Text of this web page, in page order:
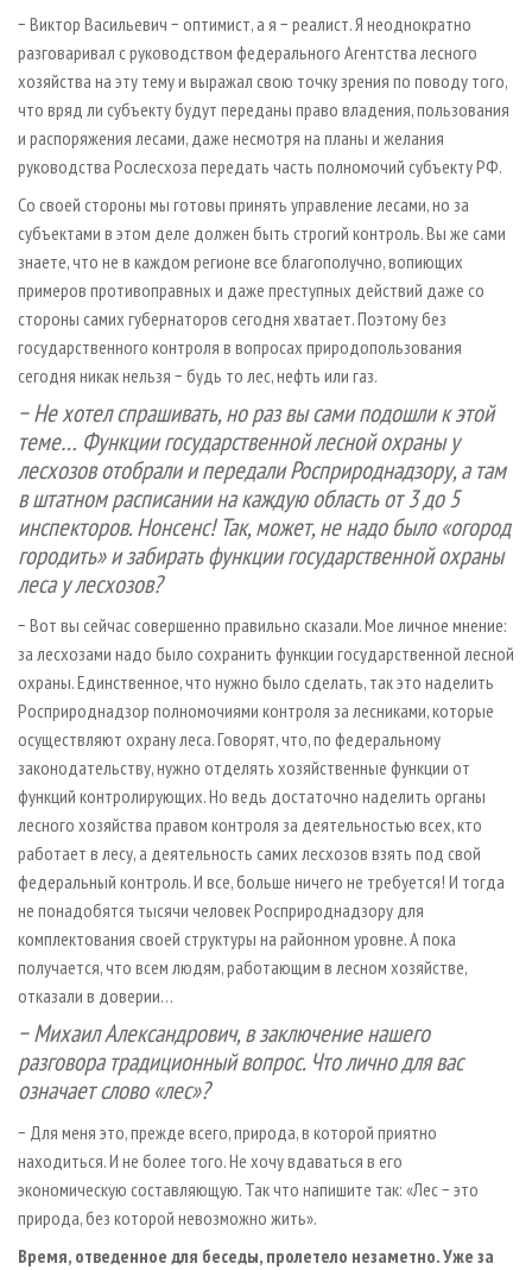
− Виктор Васильевич − оптимист, а я − реалист. Я неоднократно
разговаривал с руководством федерального Агентства лесного
хозяйства на эту тему и выражал свою точку зрения по поводу того,
что вряд ли субъекту будут переданы право владения, пользования
и распоряжения лесами, даже несмотря на планы и желания
руководства Рослесхоза передать часть полномочий субъекту РФ.
Со своей стороны мы готовы принять управление лесами, но за
субъектами в этом деле должен быть строгий контроль. Вы же сами
знаете, что не в каждом регионе все благополучно, вопиющих
примеров противоправных и даже преступных действий даже со
стороны самих губернаторов сегодня хватает. Поэтому без
государственного контроля в вопросах природопользования
сегодня никак нельзя − будь то лес, нефть или газ.
− Не хотел спрашивать, но раз вы сами подошли к этой
теме… Функции государственной лесной охраны у
лесхозов отобрали и передали Росприроднадзору, а там
в штатном расписании на каждую область от 3 до 5
инспекторов. Нонсенс! Так, может, не надо было «огород
городить» и забирать функции государственной охраны
леса у лесхозов?
− Вот вы сейчас совершенно правильно сказали. Мое личное мнение:
за лесхозами надо было сохранить функции государственной лесной
охраны. Единственное, что нужно было сделать, так это наделить
Росприроднадзор полномочиями контроля за лесниками, которые
осуществляют охрану леса. Говорят, что, по федеральному
законодательству, нужно отделять хозяйственные функции от
функций контролирующих. Но ведь достаточно наделить органы
лесного хозяйства правом контроля за деятельностью всех, кто
работает в лесу, а деятельность самих лесхозов взять под свой
федеральный контроль. И все, больше ничего не требуется! И тогда
не понадобятся тысячи человек Росприроднадзору для
комплектования своей структуры на районном уровне. А пока
получается, что всем людям, работающим в лесном хозяйстве,
отказали в доверии…
− Михаил Александрович, в заключение нашего
разговора традиционный вопрос. Что лично для вас
означает слово «лес»?
− Для меня это, прежде всего, природа, в которой приятно
находиться. И не более того. Не хочу вдаваться в его
экономическую составляющую. Так что напишите так: «Лес − это
природа, без которой невозможно жить».
Время, отведенное для беседы, пролетело незаметно. Уже за